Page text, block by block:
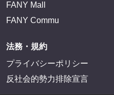
FANY Mall
FANY Commu
法務・規約
プライバシーポリシー
反社会的勢力排除宣言